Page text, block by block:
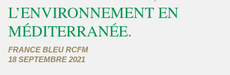
L’ENVIRONNEMENT EN
MÉDITERRANÉE.
FRANCE BLEU RCFM
18 SEPTEMBRE 2021